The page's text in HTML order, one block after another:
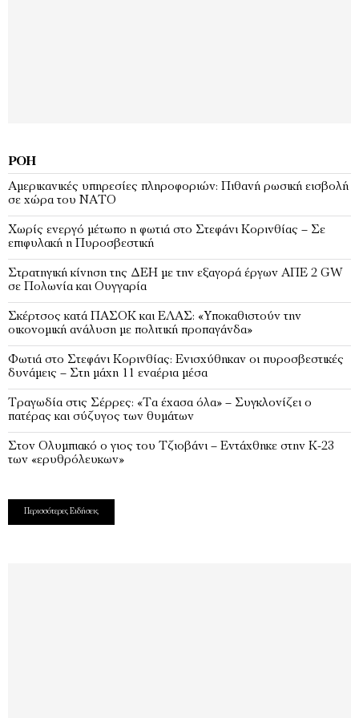
ΡΟΉ
Αμερικανικές υπηρεσίες πληροφοριών: Πιθανή ρωσική εισβολή
σε χώρα του ΝΑΤΟ
Χωρίς ενεργό μέτωπο η φωτιά στο Στεφάνι Κορινθίας – Σε
επιφυλακή η Πυροσβεστική
Στρατηγική κίνηση της ΔΕΗ με την εξαγορά έργων ΑΠΕ 2 GW
σε Πολωνία και Ουγγαρία
Σκέρτσος κατά ΠΑΣΟΚ και ΕΛΑΣ: «Υποκαθιστούν την
οικονομική ανάλυση με πολιτική προπαγάνδα»
Φωτιά στο Στεφάνι Κορινθίας: Ενισχύθηκαν οι πυροσβεστικές
δυνάμεις – Στη μάχη 11 εναέρια μέσα
Τραγωδία στις Σέρρες: «Τα έχασα όλα» – Συγκλονίζει ο
πατέρας και σύζυγος των θυμάτων
Στον Ολυμπιακό ο γιος του Τζιοβάνι – Εντάχθηκε στην Κ-23
των «ερυθρόλευκων»
Περισσότερες Ειδήσεις